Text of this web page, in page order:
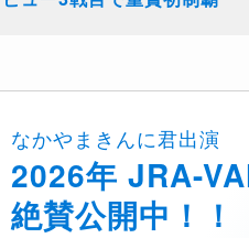
なかやまきんに君出演
2026年 JRA-
絶賛公開中！！